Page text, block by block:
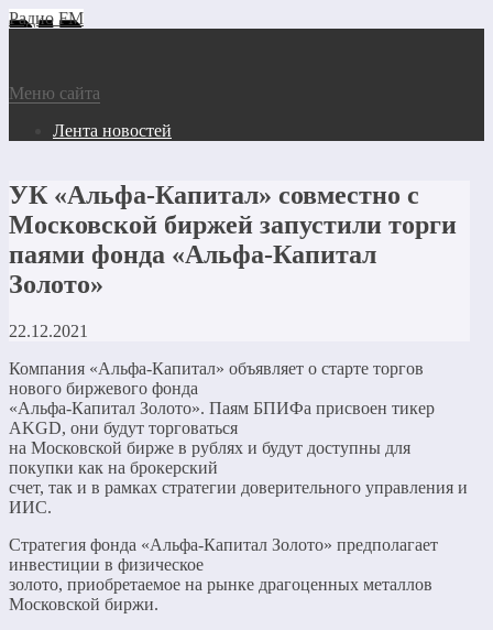
Радио FM
Меню сайта
Лента новостей
УК «Альфа-Капитал» совместно с
Московской биржей запустили торги
паями фонда «Альфа-Капитал
Золото»
22.12.2021
Компания «Альфа-Капитал» объявляет о старте торгов
нового биржевого фонда
«Альфа-Капитал Золото». Паям БПИФа присвоен тикер
AKGD, они будут торговаться
на Московской бирже в рублях и будут доступны для
покупки как на брокерский
счет, так и в рамках стратегии доверительного управления и
ИИС.
Стратегия фонда «Альфа-Капитал Золото» предполагает
инвестиции в физическое
золото, приобретаемое на рынке драгоценных металлов
Московской биржи.